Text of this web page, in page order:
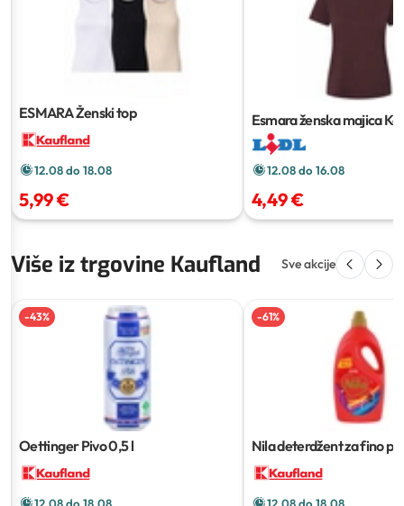
ESMARA Ženski top
12.08 do 18.08
5,99 €
Esmara ženska majica
12.08 do 16.08
4,49 €
Više iz trgovine Kaufland Sve akcije
-43%
Oettinger Pivo0,5 l
12.08 do 18.08
-61%
Nila deterdžent za fino
12.08 do 18.08